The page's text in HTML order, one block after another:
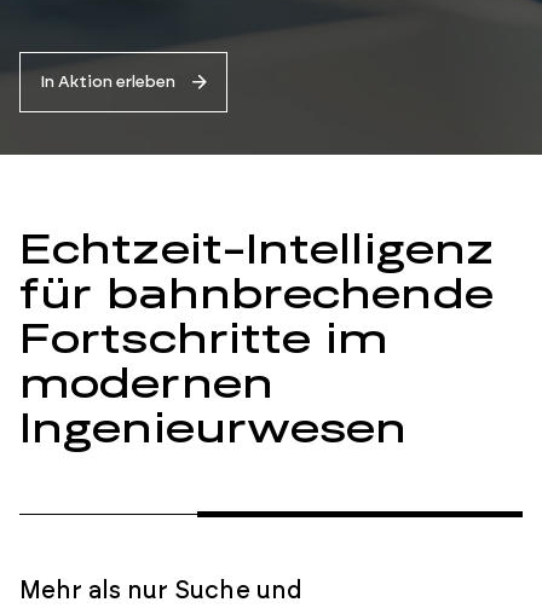
In Aktion erleben
Echtzeit-Intelligenz
für bahnbrechende
Fortschritte im
modernen
Ingenieurwesen
Mehr als nur Suche und